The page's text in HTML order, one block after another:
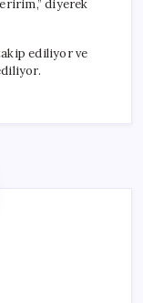
diyerek
ediliyor ve